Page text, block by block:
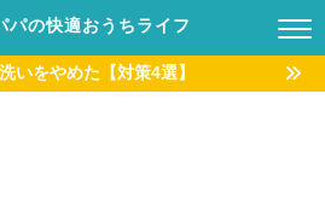
パの快適おうちライフ
いをやめた【対策4選】